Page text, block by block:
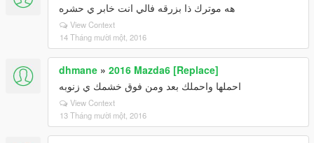
هه موترك ذا بزرقه فالي انت خابر ي حشره
View Context
14 Tháng mười một, 2016
dhmane » 2016 Mazda6 [Replace]
احملها واحملك بعد ومن فوق خشمك ي زنوبه
View Context
13 Tháng mười một, 2016